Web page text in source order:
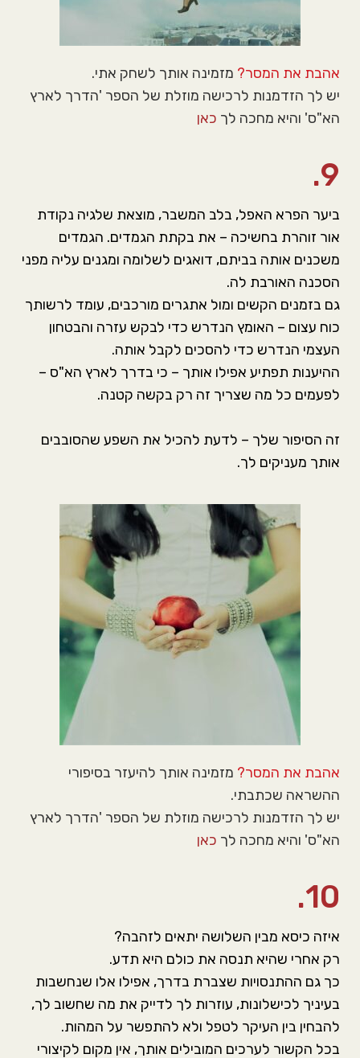
אהבת את המסר? מזמינה אותך לשחק אתי.
יש לך הזדמנות לרכישה מוזלת של הספר 'הדרך לארץ
הא"ס' והיא מחכה לך כאן
9.
ביער הפרא האפל, בלב המשבר, מוצאת שלגיה נקודת
אור זוהרת בחשיכה – את בקתת הגמדים. הגמדים
משכנים אותה בביתם, דואגים לשלומה ומגנים עליה מפני
הסכנה האורבת לה.
גם בזמנים הקשים ומול אתגרים מורכבים, עומד לרשותך
כוח עצום – האומץ הנדרש כדי לבקש עזרה והבטחון
העצמי הנדרש כדי להסכים לקבל אותה.
ההיענות תפתיע אפילו אותך – כי בדרך לארץ הא"ס –
לפעמים כל מה שצריך זה רק בקשה קטנה.
זה הסיפור שלך – לדעת להכיל את השפע שהסובבים
אותך מעניקים לך.
אהבת את המסר? מזמינה אותך להיעזר בסיפורי
ההשראה שכתבתי.
יש לך הזדמנות לרכישה מוזלת של הספר 'הדרך לארץ
הא"ס' והיא מחכה לך כאן
10.
איזה כיסא מבין השלושה יתאים לזהבה?
רק אחרי שהיא תנסה את כולם היא תדע.
כך גם ההתנסויות שצברת בדרך, אפילו אלו שנחשבות
בעיניך לכישלונות, עוזרות לך לדייק את מה שחשוב לך,
להבחין בין העיקר לטפל ולא להתפשר על המהות.
בכל הקשור לערכים המובילים אותך, אין מקום לקיצורי